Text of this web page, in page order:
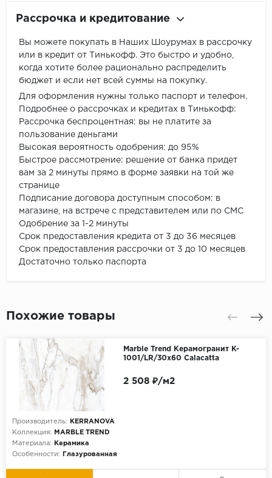
Рассрочка и кредитование
Вы можете покупать в Наших Шоурумах в рассрочку
или в кредит от Тинькофф. Это быстро и удобно,
когда хотите более рационально распределить
бюджет и если нет всей суммы на покупку.
Для оформления нужны только паспорт и телефон.
Подробнее о рассрочках и кредитах в Тинькофф:
Рассрочка беспроцентная: вы не платите за
пользование деньгами
Высокая вероятность одобрения: до 95%
Быстрое рассмотрение: решение от банка придет
вам за 2 минуты прямо в форме заявки на той же
странице
Подписание договора доступным способом: в
магазине, на встрече с представителем или по СМС
Одобрение за 1-2 минуты
Срок предоставления кредита от 3 до 36 месяцев
Срок предоставления рассрочки от 3 до 10 месяцев
Достаточно только паспорта
Похожие товары
Marble Trend Керамогранит K-
1001/LR/30x60 Calacatta
Производитель:
KERRANOVA
Коллекция:
MARBLE TREND
Материала:
Керамика
Особенности:
Глазурованная
2 508 ₽/м2